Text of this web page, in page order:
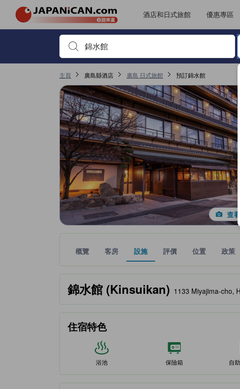
酒店和日式旅館 優惠專區
首先輸入住宿名稱或關鍵字搜尋，並使用箭頭鍵或 Tab鍵尋找，
主頁 廣島縣酒店 廣島 日式旅館 預訂錦水館
查
概覽 客房 設施 評價 位置 政策
錦水館 (Kinsuikan)
tooltip
金星評級由夥伴網站提供，反映住客對舒適度及設施服務等
1133 Miyajima-cho,
住宿特色
浴池 保險箱 自